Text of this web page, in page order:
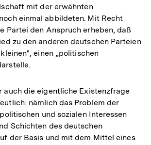
mit der erwähnten
einmal abbildeten. Mit Recht
Partei den Anspruch erheben, daß
zu den anderen deutschen Parteien
einen „politischen
auch die eigentliche Existenzfrage
nämlich das Problem der
und sozialen Interessen
Schichten des deutschen
der Basis und mit dem Mittel eines